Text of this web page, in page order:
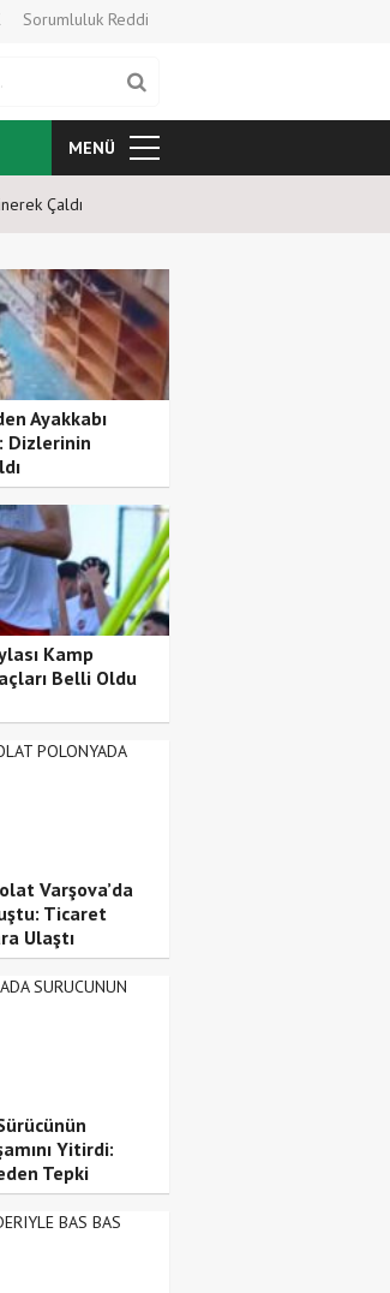
Sorumluluk Reddi
MENÜ
Çaldı
Ayakkabı
Dizlerinin
Kamp
Belli Oldu
Varşova’da
Ticaret
Ulaştı
Yitirdi:
Tepki